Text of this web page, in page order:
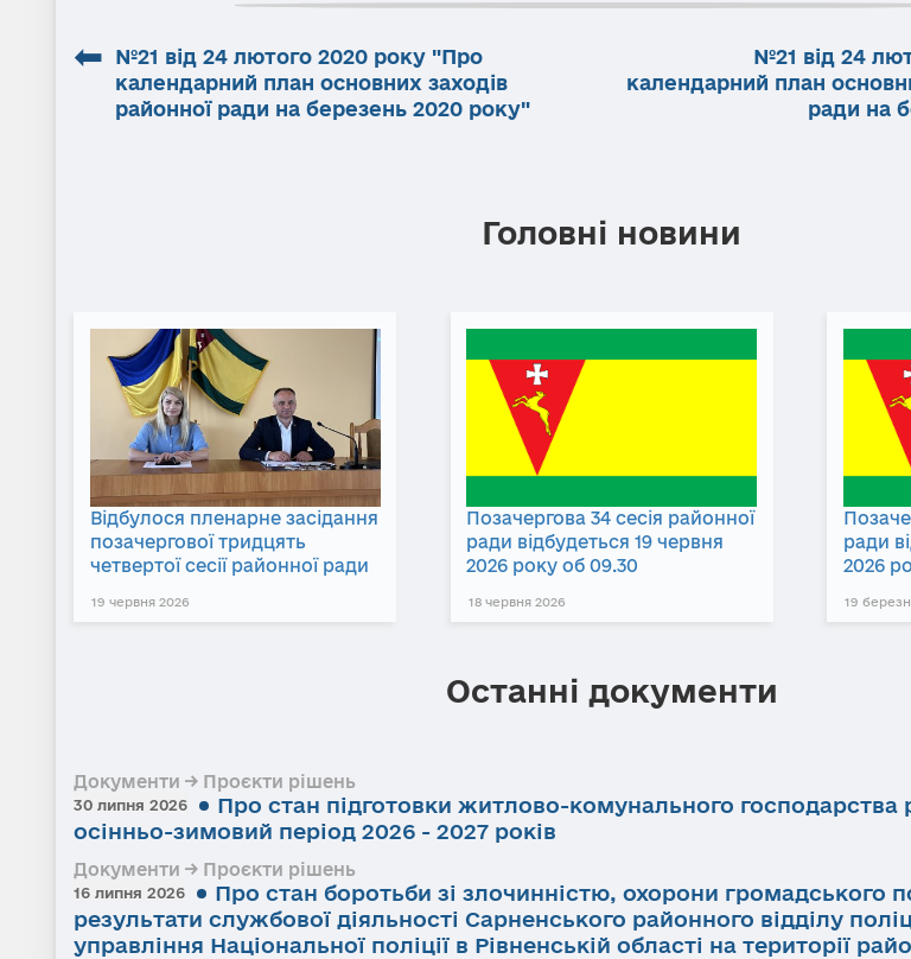
⬅
№21 від 24 лютого 2020 року "Про
календарний план основних заходів
районної ради на березень 2020 року"
№21 від 24
календарний план
ради на
Головні новини
Відбулося пленарне засідання
позачергової тридцять
четвертої сесії районної ради
19 червня 2026
Позачергова 34 сесія районної
ради відбудеться 19 червня
2026 року об 09.30
18 червня 2026
ради
2026
19
Останні документи
Документи → Проєкти рішень
30 липня 2026
Про стан підготовки житлово-комунального господарства
осінньо-зимовий період 2026 - 2027 років
Документи → Проєкти рішень
16 липня 2026
Про стан боротьби зі злочинністю, охорони громадського
результати службової діяльності Сарненського районного відділу
управління Національної поліції в Рівненській області на території